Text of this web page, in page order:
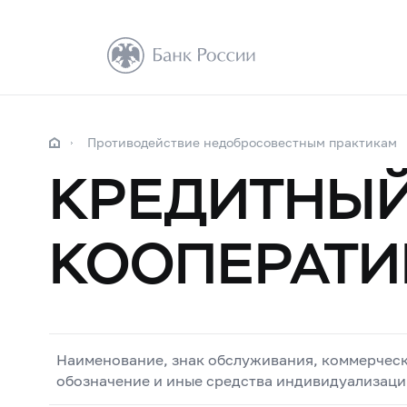
Противодействие недобросовестным практикам
Наименование, знак обслуживания,
обозначение и иные средства